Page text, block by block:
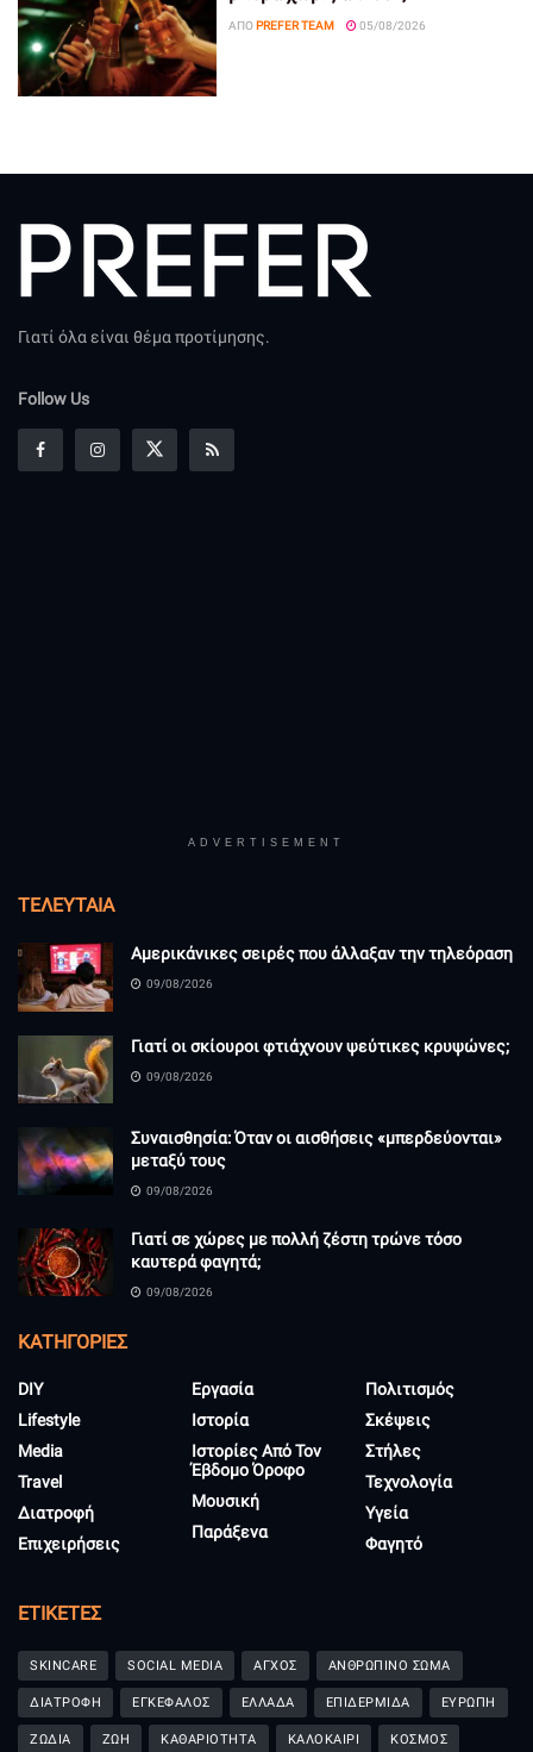
ΑΠΌ PREFER TEAM 05/08/2026
Γιατί όλα είναι θέμα προτίμησης.
Follow Us
ADVERTISEMENT
ΤΕΛΕΥΤΑΊΑ
Αμερικάνικες σειρές που άλλαξαν την τηλεόραση
09/08/2026
Γιατί οι σκίουροι φτιάχνουν ψεύτικες κρυψώνες;
09/08/2026
Συναισθησία: Όταν οι αισθήσεις «μπερδεύονται»
μεταξύ τους
09/08/2026
Γιατί σε χώρες με πολλή ζέστη τρώνε τόσο
καυτερά φαγητά;
09/08/2026
KΑΤΗΓΟΡΊΕΣ
DIY
Lifestyle
Media
Travel
Διατροφή
Επιχειρήσεις
Εργασία
Ιστορία
Ιστορίες Από Τον
Έβδομο Όροφο
Μουσική
Παράξενα
Πολιτισμός
Σκέψεις
Στήλες
Τεχνολογία
Υγεία
Φαγητό
ΕΤΙΚΈΤΕΣ
SKINCARE SOCIAL MEDIA ΑΓΧΟΣ ΑΝΘΡΩΠΙΝΟ ΣΩΜΑ
ΔΙΑΤΡΟΦΗ ΕΓΚΕΦΑΛΟΣ ΕΛΛΑΔΑ ΕΠΙΔΕΡΜΙΔΑ ΕΥΡΩΠΗ
ΖΩΔΙΑ ΖΩΗ ΚΑΘΑΡΙΟΤΗΤΑ ΚΑΛΟΚΑΙΡΙ ΚΟΣΜΟΣ